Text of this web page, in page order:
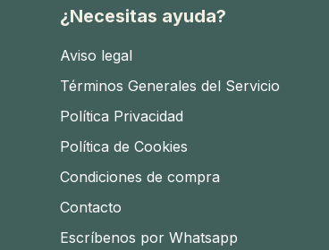
¿Necesitas ayuda?
Aviso legal
Términos Generales del Servicio
Política Privacidad
Política de Cookies
Condiciones de compra
Contacto
Escríbenos por Whatsapp